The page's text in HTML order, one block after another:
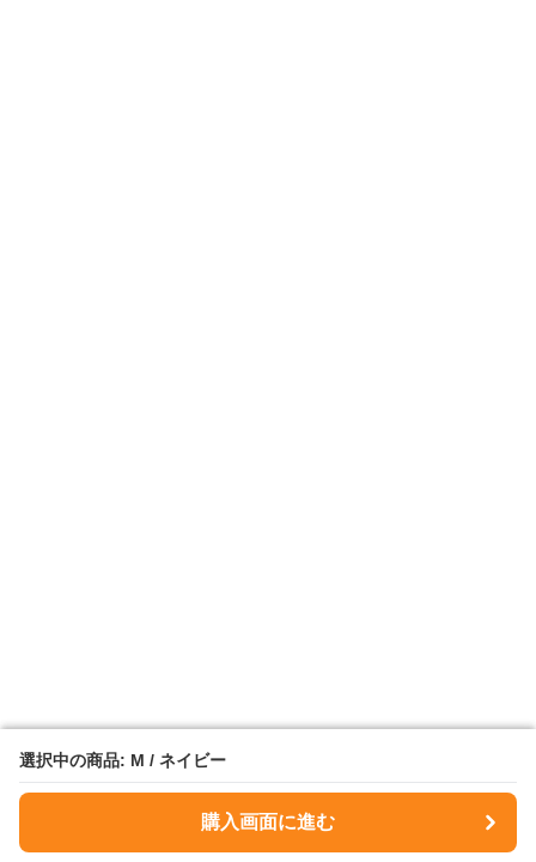
選択中の商品: M / ネイビー
購入画面に進む
選択中の商品: M / ネイビー
購入画面に進む